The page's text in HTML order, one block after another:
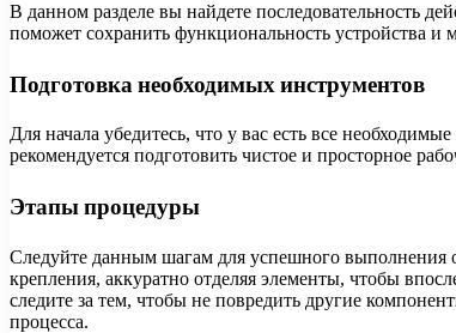
В данном разделе вы найдете последовательность
поможет сохранить функциональность устройства
Подготовка необходимых инструментов
Для начала убедитесь, что у вас есть все
рекомендуется подготовить чистое и просторное
Этапы процедуры
Следуйте данным шагам для успешного выполнения
крепления, аккуратно отделяя элементы, чтобы
следите за тем, чтобы не повредить другие
процесса.